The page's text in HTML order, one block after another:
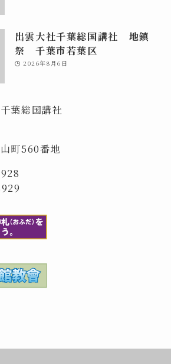
出雲大社千葉総国講社 地鎮
祭 千葉市若葉区
2026年8月6日
葉総国講社
町560番地